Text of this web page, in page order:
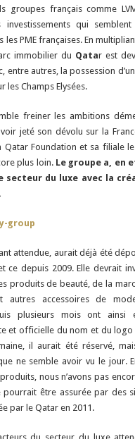
groupes français comme
investissements qui
les PME françaises. En
immobilier du Qatar est
entre autres, la possession
les Champs Elysées.
freiner les ambitions
jeté son dévolu sur la
Qatar Foundation et sa filiale
plus loin. Le groupe a, en
secteur du luxe avec la
attendue, aurait déjà été
ce depuis 2009. Elle devrait
produits de beauté, de la
autres accessoires de
plusieurs mois ont ainsi
et officielle du nom et du
il aurait été réservé,
ne semble avoir vu le jour.
nous n’avons pas
pourrait être assurée par des
par le Qatar en 2011.